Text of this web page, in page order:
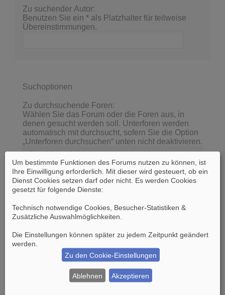
Zu suchender Autor:
Benutzen Sie ein * als Platzhalter für teilweise
Übereinstimmungen.
Suchoptionen
Zu durchsuchende Foren:
Wählen Sie das Forum oder die Foren aus, in
denen gesucht werden soll. Unterforen werden
automatisch mit durchsucht, sofern Sie die Option
„Unterforen durchsuchen“ unten nicht deaktivieren.
Unterforen durchsuchen:
Nein
Innerhalb suchen:
Betreff und Text der Beiträge
Um bestimmte Funktionen des Forums nutzen zu können, ist
Ihre Einwilligung erforderlich. Mit dieser wird gesteuert, ob ein
Dienst Cookies setzen darf oder nicht. Es werden Cookies
gesetzt für folgende Dienste:
Technisch notwendige Cookies, Besucher-Statistiken &
Zusätzliche Auswahlmöglichkeiten
Die Einstellungen können später zu jedem Zeitpunkt geändert
werden.
Zu den Cookie-Einstellungen
Ablehnen Akzeptieren